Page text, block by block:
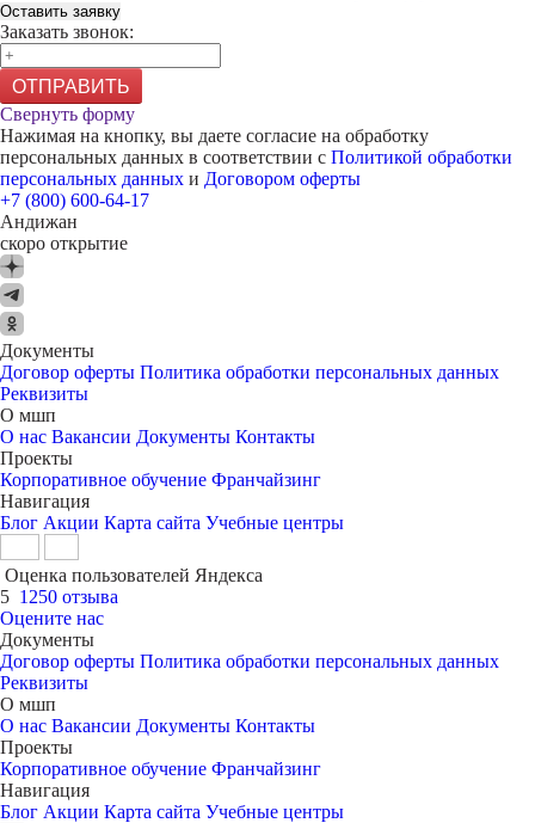
Оставить заявку
Заказать звонок:
ОТПРАВИТЬ
Свернуть форму
Нажимая на кнопку, вы даете согласие на обработку
персональных данных в соответствии с Политикой обработки
персональных данных и Договором оферты
+7 (800) 600-64-17
Андижан
скоро открытие
Документы
Договор оферты Политика обработки персональных данных
Реквизиты
О мшп
О нас Вакансии Документы Контакты
Проекты
Корпоративное обучение Франчайзинг
Навигация
Блог Акции Карта сайта Учебные центры
Оценка пользователей Яндекса
5 1250 отзыва
Оцените нас
Документы
Договор оферты Политика обработки персональных данных
Реквизиты
О мшп
О нас Вакансии Документы Контакты
Проекты
Корпоративное обучение Франчайзинг
Навигация
Блог Акции Карта сайта Учебные центры